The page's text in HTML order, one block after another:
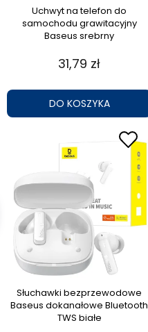
Uchwyt na telefon do
samochodu grawitacyjny
Baseus srebrny
31,79 zł
DO KOSZYKA
Słuchawki bezprzewodowe
Baseus dokanałowe Bluetooth
TWS białe